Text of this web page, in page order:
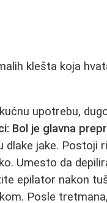
klešta koja
upotrebu,
Bol je glavna
dlake jake. Postoji
Umesto da
epilator nakon
Posle